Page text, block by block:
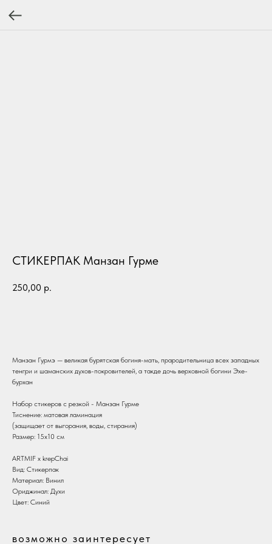
СТИКЕРПАК Манзан Гурме
250,00 р.
Манзан Гурмэ — великая бурятская богиня-мать, прародительница всех западных
тенгри и шаманских духов-покровителей, а такде дочь верховной богини Эхе-
бурхан
Набор стикеров с резкой - Манзан Гурме
Тиснение: матовая ламинация
(защищает от выгорания, воды, стирания)
Размер: 15х10 см
ARTMIF х krepChai
Вид: Стикерпак
Материал: Винил
Ориджинал: Духи
Цвет: Синий
возможно заинтересует